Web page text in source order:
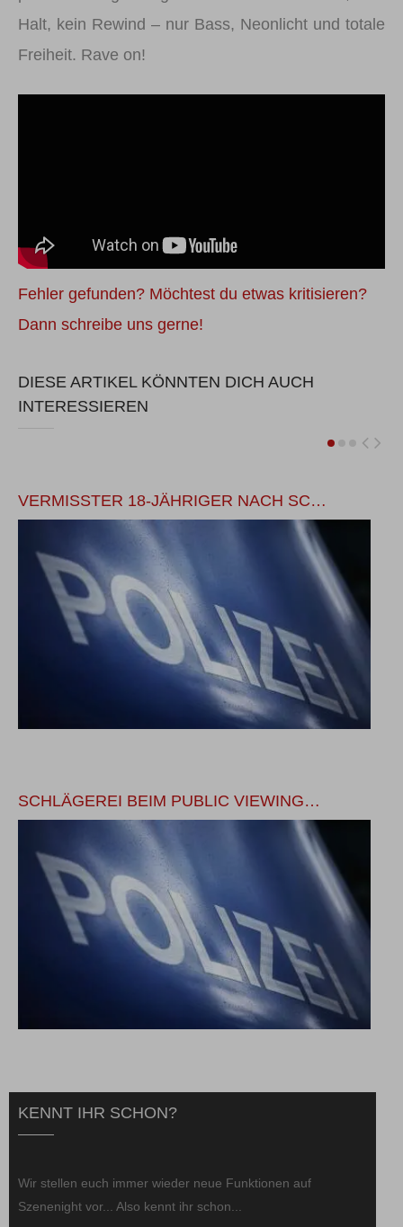
Halt, kein Rewind – nur Bass, Neonlicht und totale
Freiheit. Rave on!
Fehler gefunden? Möchtest du etwas kritisieren?
Dann schreibe uns gerne!
DIESE ARTIKEL KÖNNTEN DICH AUCH
INTERESSIEREN
VERMISSTER 18-JÄHRIGER NACH SC…
SCHLÄGEREI BEIM PUBLIC VIEWING…
KENNT IHR SCHON?
Wir stellen euch immer wieder neue Funktionen auf
Szenenight vor... Also kennt ihr schon...